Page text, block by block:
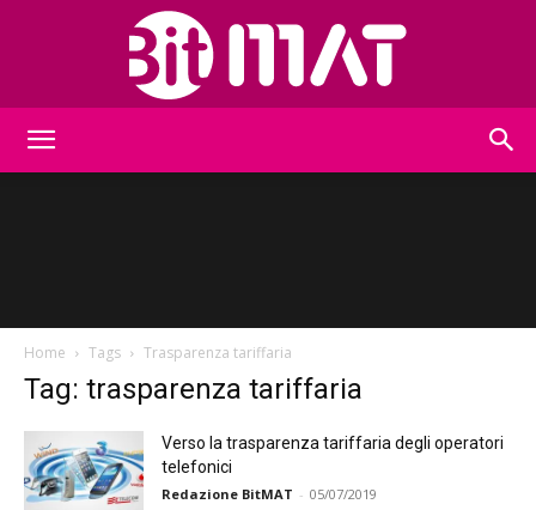
Home Tags Trasparenza tariffaria
Tag: trasparenza tariffaria
Verso la trasparenza tariffaria degli operatori
telefonici
Redazione BitMAT - 05/07/2019